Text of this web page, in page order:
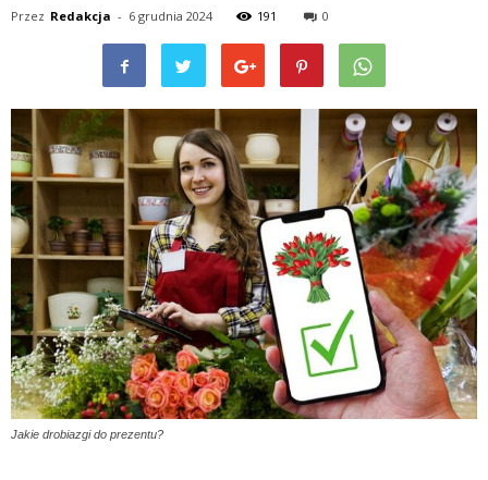
Przez Redakcja - 6 grudnia 2024 191 0
Jakie drobiazgi do prezentu?